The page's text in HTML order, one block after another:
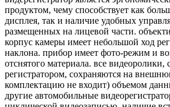
продуктом, чему способствует как
дисплея, так и наличие удобных
размещенных на лицевой части.
корпус камеры имеет небольшой ход
наклона. прибор имеет фото-режим и
отснятого материала. все видеоролики,
регистратором, сохраняются на
комплектацию не входит) объемом
другие автомобильные